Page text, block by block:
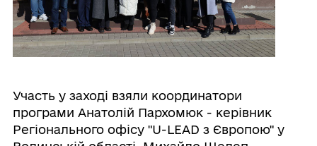
Участь у заході взяли координатори
програми Анатолій Пархомюк - керівник
Регіонального офісу "U-LEAD з Європою" у